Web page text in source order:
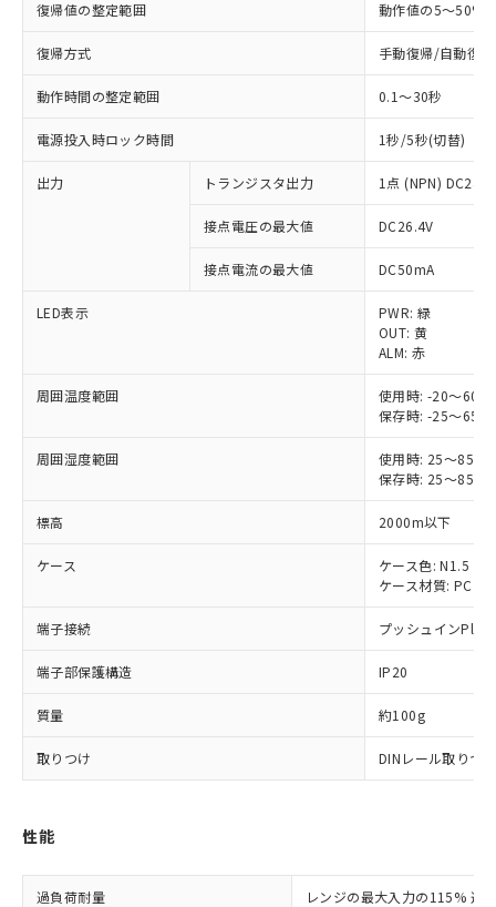
復帰値の整定範囲 動作値の5～50%
復帰方式 手動復帰/自動復
動作時間の整定範囲 0.1～30秒
電源投入時ロック時間 1秒/5秒(切替)
出力 トランジスタ出力 1点 (NPN) DC24V
接点電圧の最大値 DC26.4V
接点電流の最大値 DC50mA
LED表示
PWR: 緑
OUT: 黄
ALM: 赤
周囲温度範囲
使用時: -20～60℃
保存時: -25～65℃
周囲湿度範囲
使用時: 25～85%
保存時: 25～85%
標高 2000m以下
ケース
ケース色: N1.5
ケース材質: PC
端子接続 プッシュインPlus
端子部保護構造 IP20
質量 約100g
取りつけ DINレール取りつ
性能
過負荷耐量 レンジの最大入力の115% 連
以下の条件をお読みいただき、同意のうえ
本サービスは、当社制御機器事業取扱
商品の当社在庫状況および標準価格
(税抜)を提供させていただくもので
当社制御機器事業取扱商品の中には、
本サービスの対象外となる商品もある
在庫状況および標準価格照会結果は、
準価格とは異なる場合があることをご
対応済み：EU RoHS指令（10物質）の
非含有に対応した製品が提供可能な商品で
対応予定：EU RoHS指令（10物質）の非含
対応予定なし：EU RoHS指令（10物質）の
非含有に非対応の商品で、対応品を出す予
調査・確認中：EU RoHS指令（10物質）の
非含有の対応状況を調査中または確認中の
非該当品：ライセンス料など無形物で、有
仕入先様の事情により、非含有部品として
いたものが、含有品と判明した場合などや
(PBDE) 1000ppm以下、フタル酸ビス(2-エチルヘキシ
※1 中国RoHS○×表
「○」：最大均質材料含有率が中国RoHSの
「×」：最大均質材料含有率が中国RoHSの
「－」：未確認です。当社販売部門へお問
ム) : 100ppm、
Cr(Ⅵ)(六価クロム) : 1000ppm、 PBBs(ポリ臭化ビフェ
当社は、これら貴社製品のうち、外国
為替および外国貿易法に定める商品
可)を取得するなどの必要な手続きを